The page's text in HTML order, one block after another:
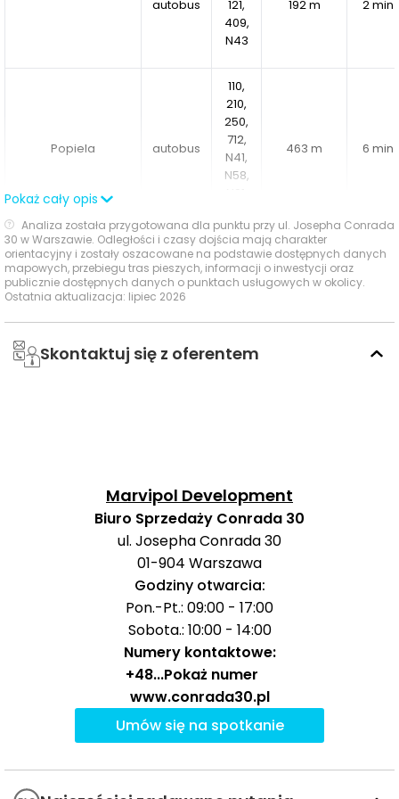
, w tym żłobków, przedszkoli i szkół, co
sprawia, że jest to idealne miejsce dla rodzin z dziećmi.
autobus
121,
409,
N43
192 m 2 min
Popiela autobus
110,
210,
250,
712,
N41,
N58,
463 m 6 min
Chomiczówka autobus
171,
180
913 m 12 min
szybkiemu dojściu do tramwajów i autobusów na
W najbliższej okolicy inwestycji warto zwrócić uwagę na
dostęp do edukacji, rekreacji, zakupów i rozrywki, z
kilkoma codziennie przydatnymi miejscami osiągalnymi
nawet w kilka–kilkanaście minut spacerem.
Nazwa usługi Odległość
Punkt
Przedszkolny Little
Blue
284 m
Przedszkole nr
340
Pokaż cały opis
Analiza została przygotowana dla punktu przy ul. Josepha Conrada
30 w Warszawie. Odległości i czasy dojścia mają charakter
orientacyjny i zostały oszacowane na podstawie dostępnych danych
mapowych, przebiegu tras pieszych, informacji o inwestycji oraz
publicznie dostępnych danych o punktach usługowych w okolicy.
Ostatnia aktualizacja: lipiec 2026
Skontaktuj się z oferentem
Marvipol Development
Biuro Sprzedaży Conrada 30
ul. Josepha Conrada 30
01-904 Warszawa
Godziny otwarcia:
Pon.-Pt.: 09:00 - 17:00
Sobota.: 10:00 - 14:00
Numery kontaktowe:
+48...Pokaż numer
www.conrada30.pl
Umów się na spotkanie